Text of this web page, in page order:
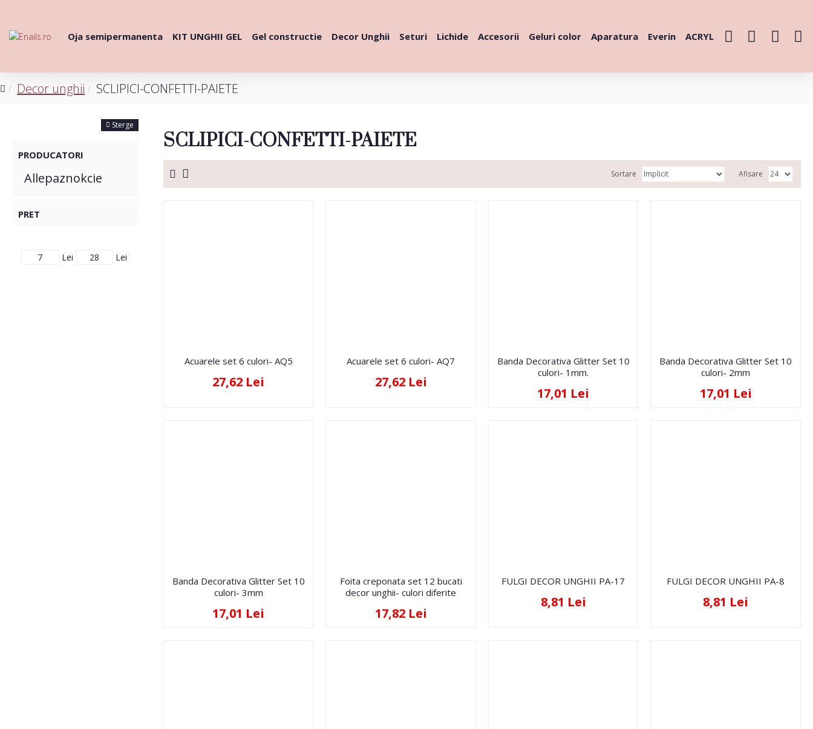
Oja semipermanenta KIT UNGHII GEL Gel constructie Decor Unghii Seturi Lichide Accesorii Geluri color Aparatura Everin ACRYL
Decor unghii SCLIPICI-CONFETTI-PAIETE
Sterge
PRET
Lei Lei
PRODUCATORI
Allepaznokcie
SCLIPICI-CONFETTI-PAIETE
Sortare Afisare
Acuarele set 6 culori- AQ5
27,62 Lei
Acuarele set 6 culori- AQ7
27,62 Lei
Banda Decorativa Glitter Set 10
culori- 1mm.
17,01 Lei
Banda Decorativa Glitter Set 10
culori- 2mm
17,01 Lei
Banda Decorativa Glitter Set 10
culori- 3mm
17,01 Lei
Foita creponata set 12 bucati
decor unghii- culori diferite
17,82 Lei
FULGI DECOR UNGHII PA-17
8,81 Lei
FULGI DECOR UNGHII PA-8
8,81 Lei